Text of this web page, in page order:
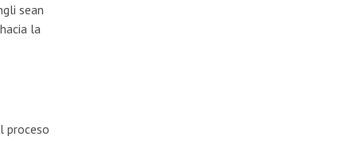
sean
la
proceso